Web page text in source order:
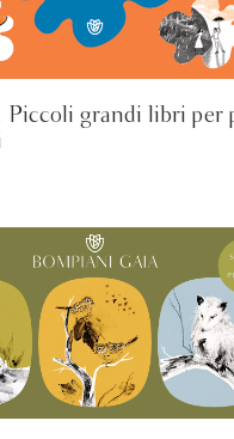
Piccoli grandi libri per